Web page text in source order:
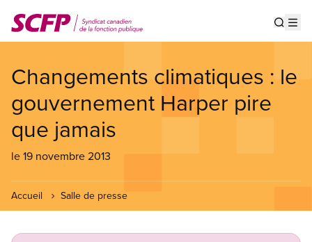
au
contenu
Changements climatiques : le
gouvernement Harper pire
que jamais
le 19 novembre 2013
Accueil Salle de presse